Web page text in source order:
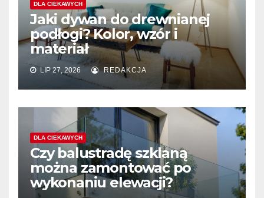
DLA CIEKAWYCH
Jaki dywan do drewnianej
podłogi? Kolor, wzór i
materiał
LIP 27, 2026 REDAKCJA
DLA CIEKAWYCH
Czy balustradę szklaną
można zamontować po
wykonaniu elewacji?